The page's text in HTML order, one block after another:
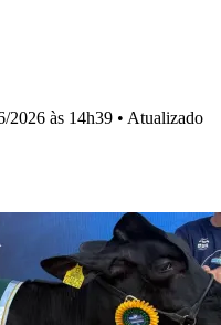
2026 às 14h39 • Atualizado